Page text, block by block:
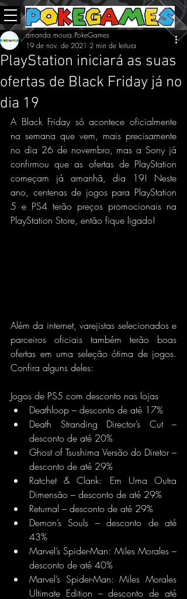
PlayStation iniciará as suas
ofertas de Black Friday já no
dia 19
amanda.moura.PokeGames
19 de nov. de 2021 2 min de leitura
A Black Friday só acontece oficialmente
na semana que vem, mais precisamente
no dia 26 de novembro, mas a Sony já
confirmou que as ofertas de PlayStation
começam já amanhã, dia 19! Neste
ano, centenas de jogos para PlayStation
5 e PS4 terão preços promocionais na
PlayStation Store, então fique ligado!
Além da internet, varejistas selecionados e
parceiros oficiais também terão boas
ofertas em uma seleção ótima de jogos.
Confira alguns deles:
Jogos de PS5 com desconto nas lojas
Deathloop – desconto de até 17%
Death Stranding Director’s Cut –
desconto de até 20%
Ghost of Tsushima Versão do Diretor –
desconto de até 29%
Ratchet & Clank: Em Uma Outra
Dimensão – desconto de até 29%
Returnal – desconto de até 29%
Demon’s Souls – desconto de até
43%
Marvel’s Spider-Man: Miles Morales –
desconto de até 40%
Marvel’s Spider-Man: Miles Morales
Ultimate Edition – desconto de até